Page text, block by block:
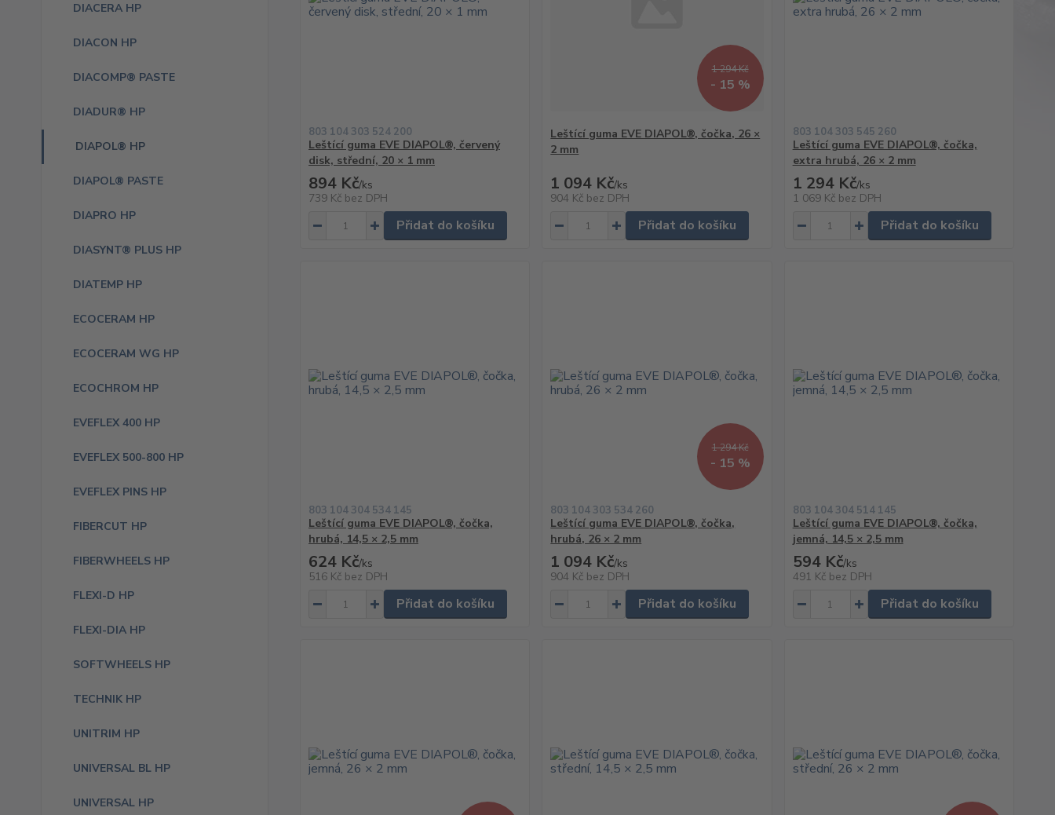
DIACERA HP
DIACON HP
DIACOMP® PASTE
DIADUR® HP
DIAPOL® HP
DIAPOL® PASTE
DIAPRO HP
DIASYNT® PLUS HP
DIATEMP HP
ECOCERAM HP
ECOCERAM WG HP
ECOCHROM HP
EVEFLEX 400 HP
EVEFLEX 500-800 HP
EVEFLEX PINS HP
FIBERCUT HP
FIBERWHEELS HP
FLEXI-D HP
FLEXI-DIA HP
SOFTWHEELS HP
TECHNIK HP
UNITRIM HP
UNIVERSAL BL HP
UNIVERSAL HP
803 104 303 524 200
Leštící guma EVE DIAPOL®, červený
disk, střední, 20 × 1 mm
894 Kč/ks
739 Kč bez DPH
Přidat do košíku
1 294 Kč
- 15 %
Leštící guma EVE DIAPOL®, čočka, 26 ×
2 mm
1 094 Kč/ks
904 Kč bez DPH
Přidat do košíku
803 104 303 545 260
Leštící guma EVE DIAPOL®, čočka,
extra hrubá, 26 × 2 mm
1 294 Kč/ks
1 069 Kč bez DPH
Přidat do košíku
803 104 304 534 145
Leštící guma EVE DIAPOL®, čočka,
hrubá, 14,5 × 2,5 mm
624 Kč/ks
516 Kč bez DPH
Přidat do košíku
1 294 Kč
- 15 %
803 104 303 534 260
Leštící guma EVE DIAPOL®, čočka,
hrubá, 26 × 2 mm
1 094 Kč/ks
904 Kč bez DPH
Přidat do košíku
803 104 304 514 145
Leštící guma EVE DIAPOL®, čočka,
jemná, 14,5 × 2,5 mm
594 Kč/ks
491 Kč bez DPH
Přidat do košíku